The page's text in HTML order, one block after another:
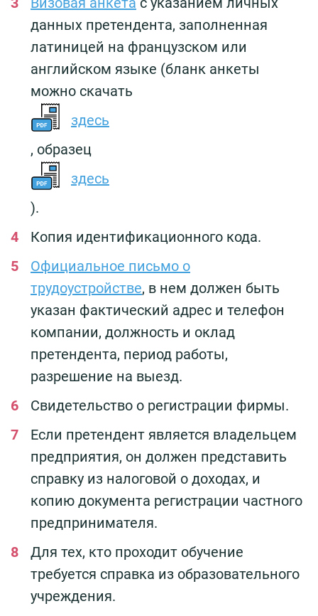
данных претендента, заполненная
латиницей на французском или
английском языке (бланк анкеты
можно скачать
здесь
, образец
здесь
).
Копия идентификационного кода.
Официальное письмо о
трудоустройстве, в нем должен быть
указан фактический адрес и телефон
компании, должность и оклад
претендента, период работы,
разрешение на выезд.
Свидетельство о регистрации фирмы.
Если претендент является владельцем
предприятия, он должен представить
справку из налоговой о доходах, и
копию документа регистрации частного
предпринимателя.
Для тех, кто проходит обучение
требуется справка из образовательного
учреждения.